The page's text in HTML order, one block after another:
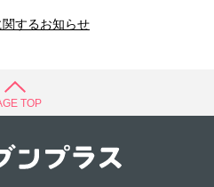
するお知らせ
TOP